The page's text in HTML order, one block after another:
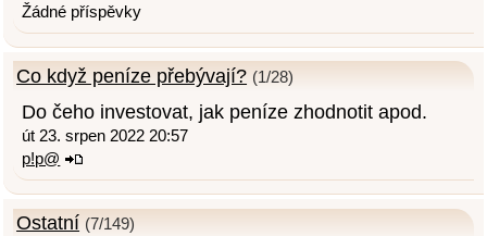
Žádné příspěvky
Co když peníze přebývají? (1/28)
Do čeho investovat, jak peníze zhodnotit apod.
út 23. srpen 2022 20:57
p!p@
Ostatní (7/149)